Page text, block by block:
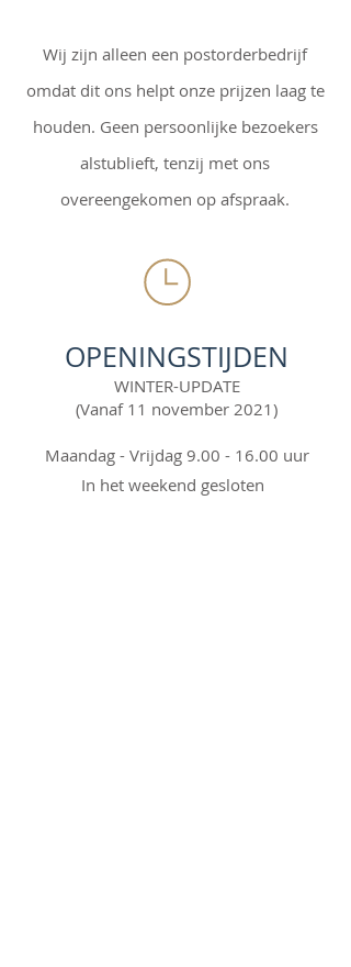
Wij zijn alleen een postorderbedrijf
omdat dit ons helpt onze prijzen laag te
houden. Geen persoonlijke bezoekers
alstublieft, tenzij met ons
overeengekomen op afspraak.
OPENINGSTIJDEN
WINTER-UPDATE
(Vanaf 11 november 2021)
Maandag - Vrijdag 9.00 - 16.00 uur
In het weekend gesloten